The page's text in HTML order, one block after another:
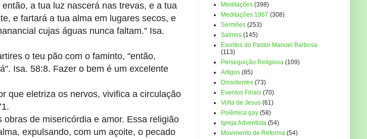
a tua luz nascerá nas trevas, e a tua
e fartará a tua alma em lugares secos, e
cujas águas nunca faltam." Isa.
o teu pão com o faminto, "então,
Isa. 58:8. Fazer o bem é um excelente
que eletriza os nervos, vivifica a circulação
de misericórdia e amor. Essa religião
expulsando, com um açoite, o pecado
Meditações (398)
Meditações 1967 (308)
Sermões (253)
Salmos (145)
Escritos do Pastor Manoel Barbosa
(113)
Perseguição Religiosa (109)
Artigos (85)
Dissidentes (73)
Eventos Finais (70)
Volta de Jesus (61)
Polêmica gay (58)
Igreja Adventista (54)
Movimento de Reforma (54)